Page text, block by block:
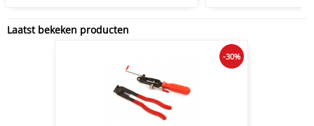
Laatst bekeken producten
-30%